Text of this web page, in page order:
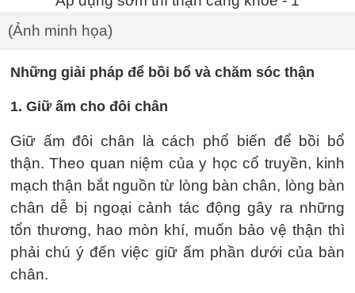
(Ảnh minh họa)
Những giải pháp để bồi bổ và chăm sóc thận
1. Giữ ấm cho đôi chân
Giữ ấm đôi chân là cách phổ biến để bồi bổ
thận. Theo quan niệm của y học cổ truyền, kinh
mạch thận bắt nguồn từ lòng bàn chân, lòng bàn
chân dễ bị ngoại cảnh tác động gây ra những
tổn thương, hao mòn khí, muốn bảo vệ thận thì
phải chú ý đến việc giữ ấm phần dưới của bàn
chân.